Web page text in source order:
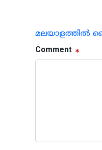
മലയാളത്തില്‍
Comment